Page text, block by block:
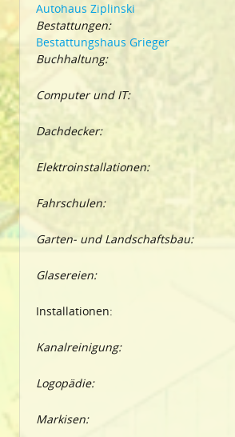
Autohaus Ziplinski
Bestattungen:
Bestattungshaus Grieger
Buchhaltung:
Computer und IT:
Dachdecker:
Elektroinstallationen:
Fahrschulen:
Garten- und Landschaftsbau:
Glasereien:
Installationen:
Kanalreinigung:
Logopädie:
Markisen: